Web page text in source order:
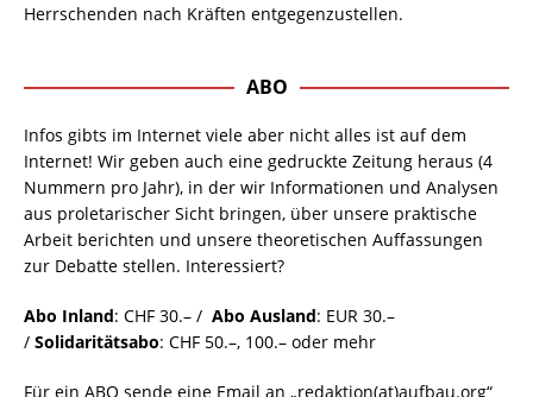
Herrschenden nach Kräften entgegenzustellen.
ABO
Infos gibts im Internet viele aber nicht alles ist auf dem
Internet! Wir geben auch eine gedruckte Zeitung heraus (4
Nummern pro Jahr), in der wir Informationen und Analysen
aus proletarischer Sicht bringen, über unsere praktische
Arbeit berichten und unsere theoretischen Auffassungen
zur Debatte stellen. Interessiert?
Abo Inland: CHF 30.– / Abo Ausland: EUR 30.–
/ Solidaritätsabo: CHF 50.–, 100.– oder mehr
Für ein ABO sende eine Email an „redaktion(at)aufbau.org“